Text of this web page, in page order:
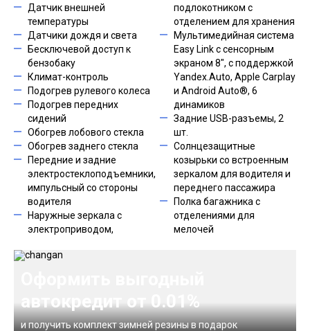
Датчик внешней
температуры
Датчики дождя и света
Бесключевой доступ к
бензобаку
Климат-контроль
Подогрев рулевого колеса
Подогрев передних
сидений
Обогрев лобового стекла
Обогрев заднего стекла
Передние и задние
электростеклоподъемники,
импульсный со стороны
водителя
Наружные зеркала с
электроприводом,
подлокотником с
отделением для хранения
Мультимедийная система
Easy Link c сенсорным
экраном 8", с поддержкой
Yandex.Auto, Apple Carplay
и Android Auto®, 6
динамиков
Задние USB-разъемы, 2
шт.
Солнцезащитные
козырьки со встроенным
зеркалом для водителя и
переднего пассажира
Полка багажника с
отделениями для
мелочей
автокредит от 0.01%
и получить комплект зимней резины в подарок